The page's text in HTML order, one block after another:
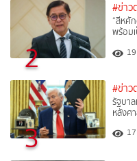
2
#ข่าว
“สีหศั
พร้อม
19
3
#ข่าว
รัฐบา
หลังศ
17